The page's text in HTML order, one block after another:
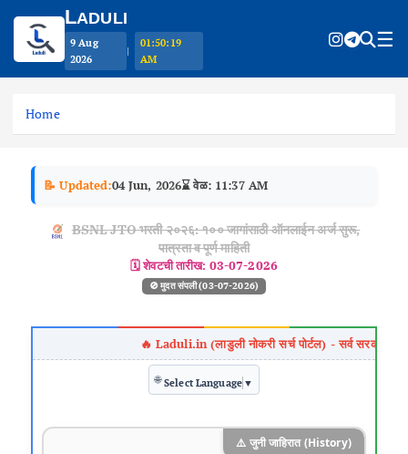
Home
📝 Updated:04 Jun, 2026⌛ वेळ: 11:37 AM
BSNL JTO भरती २०२६: १०० जागांसाठी ऑनलाईन अर्ज सुरू,
पात्रता व पूर्ण माहिती
🗓️ शेवटची तारीख: 03-07-2026
🚫 मुदत संपली (03-07-2026)
🌐 Select Language ▼
⚠️ जुनी जाहिरात (History)
LADULI
9 Aug
2026
|
01:50:19
AM
☰